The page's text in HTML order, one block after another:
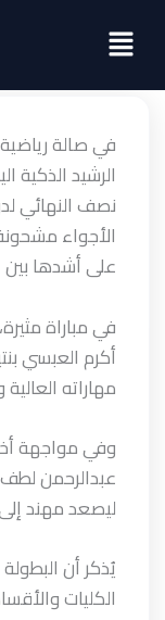
Menu
في صالة
نصف النهائي
الأجواء
على أشدها بين
في مباراة
مهاراته
وفي مواجهة
ليصعد مهند
الكليات